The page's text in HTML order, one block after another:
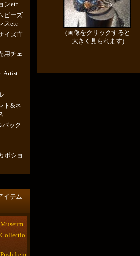
ンetc
ビーズ
スetc
イズ直
用チェ
Artist
ト&ネ
バック
ボショ
イテム
Item
(画像をクリックすると
大きく見られます)